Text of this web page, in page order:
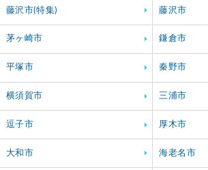
藤沢市(特集) 藤沢市
茅ヶ崎市 鎌倉市
平塚市 秦野市
横須賀市 三浦市
逗子市 厚木市
大和市 海老名市